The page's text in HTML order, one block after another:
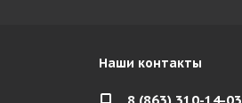
Наши контакты